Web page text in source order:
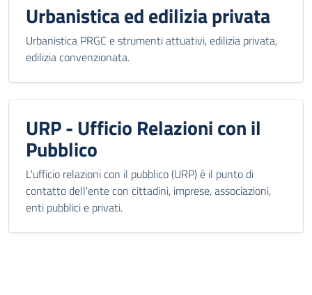
Urbanistica ed edilizia privata
Urbanistica PRGC e strumenti attuativi, edilizia privata,
edilizia convenzionata.
URP - Ufficio Relazioni con il
Pubblico
L'ufficio relazioni con il pubblico (URP) è il punto di
contatto dell'ente con cittadini, imprese, associazioni,
enti pubblici e privati.